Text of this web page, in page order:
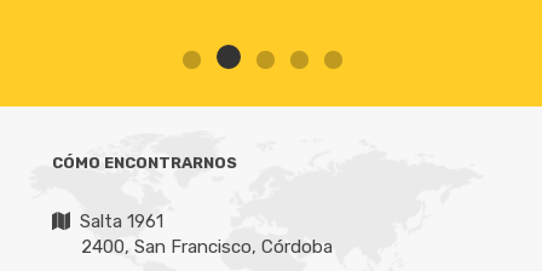
CÓMO ENCONTRARNOS
Salta 1961
2400, San Francisco, Córdoba